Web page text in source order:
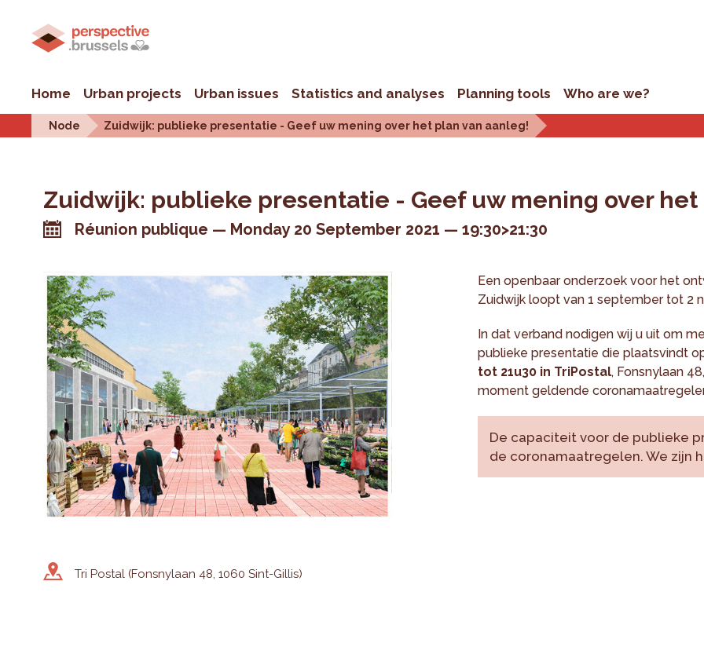
Home Urban projects Urban issues Statistics and analyses Planning tools Who are we?
Node Zuidwijk: publieke presentatie - Geef uw mening over het plan van aanleg!
Zuidwijk: publieke presentatie - Geef uw mening over
Réunion publique Monday 20 September 2021 19:30>21:30
Tri Postal (Fonsnylaan 48, 1060 Sint-Gillis)
Een openbaar onderzoek voor het
Zuidwijk loopt van 1 september tot 2
In dat verband nodigen wij u uit om
publieke presentatie die plaatsvindt
tot 21u30 in TriPostal, Fonsnylaan
moment geldende
De capaciteit voor de publieke
de coronamaatregelen. We zijn